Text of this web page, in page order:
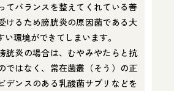
てバランスを整えてくれている善
けるため膀胱炎の原因菌である大
環境ができてしまいます。
胱炎の場合は、むやみやたらと抗
ではなく、常在菌叢（そう）の正
デンスのある乳酸菌サプリなどを